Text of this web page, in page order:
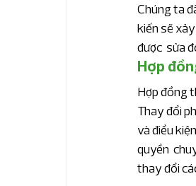
Bản tin kế toán
Bản tin phân tích
Bản tin quản trị tài
Chúng ta
kiến sẽ
được  sửa
Hợp
Hợp đồng
Thay đổi
và điều
quyền
thay đổi